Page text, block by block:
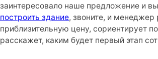
заинтересовало наше предложение и
построить здание, звоните, и менеджер
приблизительную цену, сориентирует
расскажет, каким будет первый этап